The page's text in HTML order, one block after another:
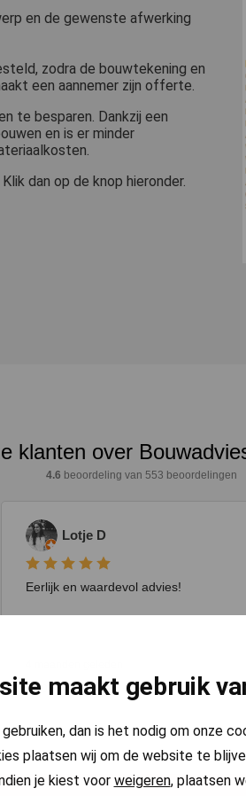
maakt gebruik
dan is het nodig om onze
plaatsen wij om de website te
je kiest voor weigeren, plaatsen
en de gewenste afwerking
zodra de bouwtekening en
een aannemer zijn offerte.
te besparen. Dankzij een
en is er minder
dan op de knop hieronder.